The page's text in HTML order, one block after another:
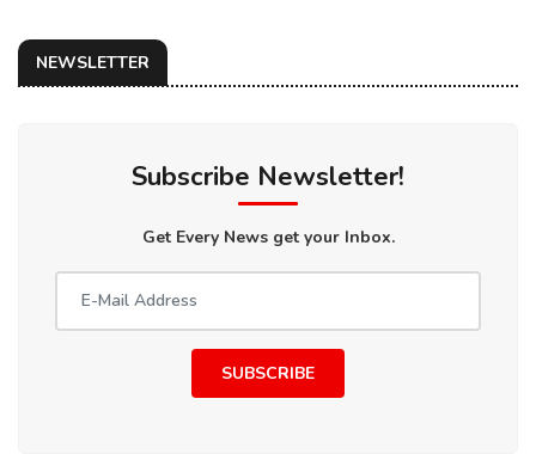
NEWSLETTER
Subscribe Newsletter!
Get Every News get your Inbox.
SUBSCRIBE